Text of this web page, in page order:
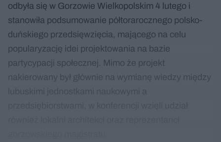
odbyła się w Gorzowie Wielkopolskim 4 lutego i
stanowiła podsumowanie półtorarocznego polsko-
duńskiego przedsięwzięcia, mającego na celu
popularyzację idei projektowania na bazie
partycypacji społecznej. Mimo że projekt
nakierowany był głównie na wymianę wiedzy między